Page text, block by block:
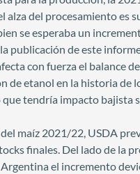
alza del procesamiento
se esperaba un
publicación de este
con fuerza el balance
de etanol en la historia de
tendría impacto bajista
maíz 2021/22, USDA
finales. Del lado de la
el incremento